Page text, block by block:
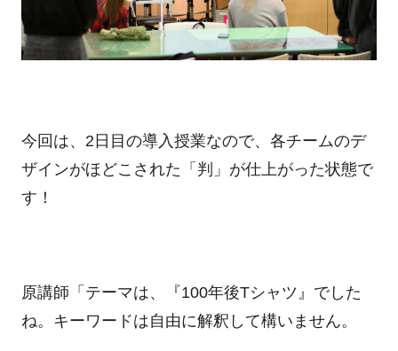
今回は、2日目の導入授業なので、各チームのデ
ザインがほどこされた「判」が仕上がった状態で
す！
原講師「テーマは、『100年後Tシャツ』でした
ね。キーワードは自由に解釈して構いません。